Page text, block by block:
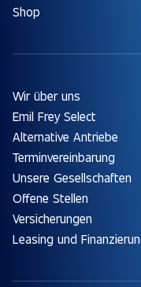
Shop
Wir über uns
Emil Frey Select
Alternative Antriebe
Terminvereinbarung
Unsere Gesellschaften
Offene Stellen
Versicherungen
Leasing und